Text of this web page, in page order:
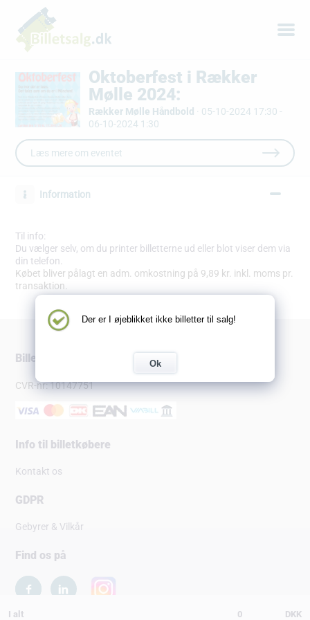
Oktoberfest i Rækker
Mølle 2024:
Rækker Mølle Håndbold · 05-10-2024 17:30 -
06-10-2024 1:30
Læs mere om eventet
Information
Til info:
Du vælger selv, om du printer billetterne ud eller blot viser dem via
din telefon.
Købet bliver pålagt en adm. omkostning på 9,89 kr. inkl. moms pr.
transaktion.
I alt 0 DKK
Der er I øjeblikket ikke billetter til salg!
Ok
Billetsalg.dk
CVR-nr: 10147751
Info til billetkøbere
Kontakt os
GDPR
Gebyrer & Vilkår
Find os på